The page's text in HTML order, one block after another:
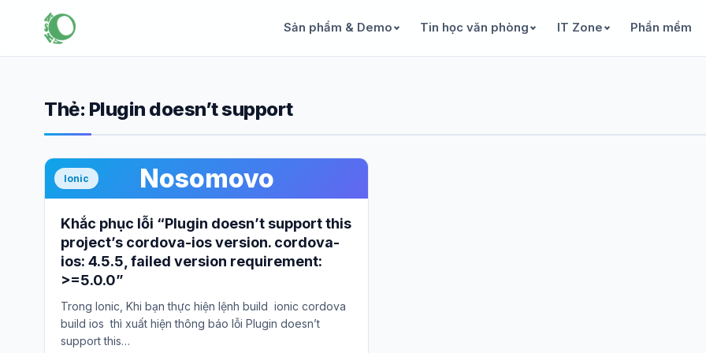
Sản phẩm & Demo Tin học văn phòng IT Zone Phần mềm
Thẻ: Plugin doesn’t support
Nosomovo
Ionic
Khắc phục lỗi “Plugin doesn’t support this
project’s cordova-ios version. cordova-
ios: 4.5.5, failed version requirement:
>=5.0.0”
Trong Ionic, Khi bạn thực hiện lệnh build ionic cordova
build ios thì xuất hiện thông báo lỗi Plugin doesn’t
support this…